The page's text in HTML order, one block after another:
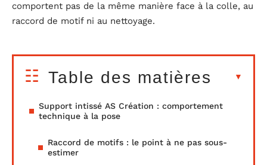
comportent pas de la même manière face à la colle, au
raccord de motif ni au nettoyage.
Table des matières
Support intissé AS Création : comportement
technique à la pose
Raccord de motifs : le point à ne pas sous-
estimer